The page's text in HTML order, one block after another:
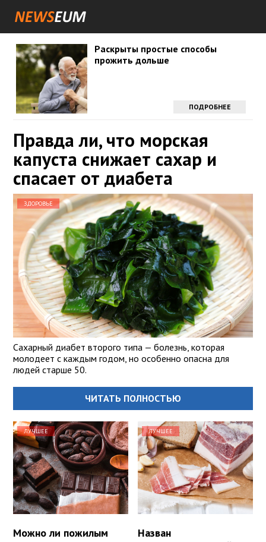
Раскрыты простые способы
прожить дольше
ПОДРОБНЕЕ
Правда ли, что морская
капуста снижает сахар и
спасает от диабета
ЗДОРОВЬЕ
Сахарный диабет второго типа — болезнь, которая
молодеет с каждым годом, но особенно опасна для
людей старше 50.
ЧИТАТЬ ПОЛНОСТЬЮ
ЛУЧШЕЕ
Можно ли пожилым
ЛУЧШЕЕ
Назван